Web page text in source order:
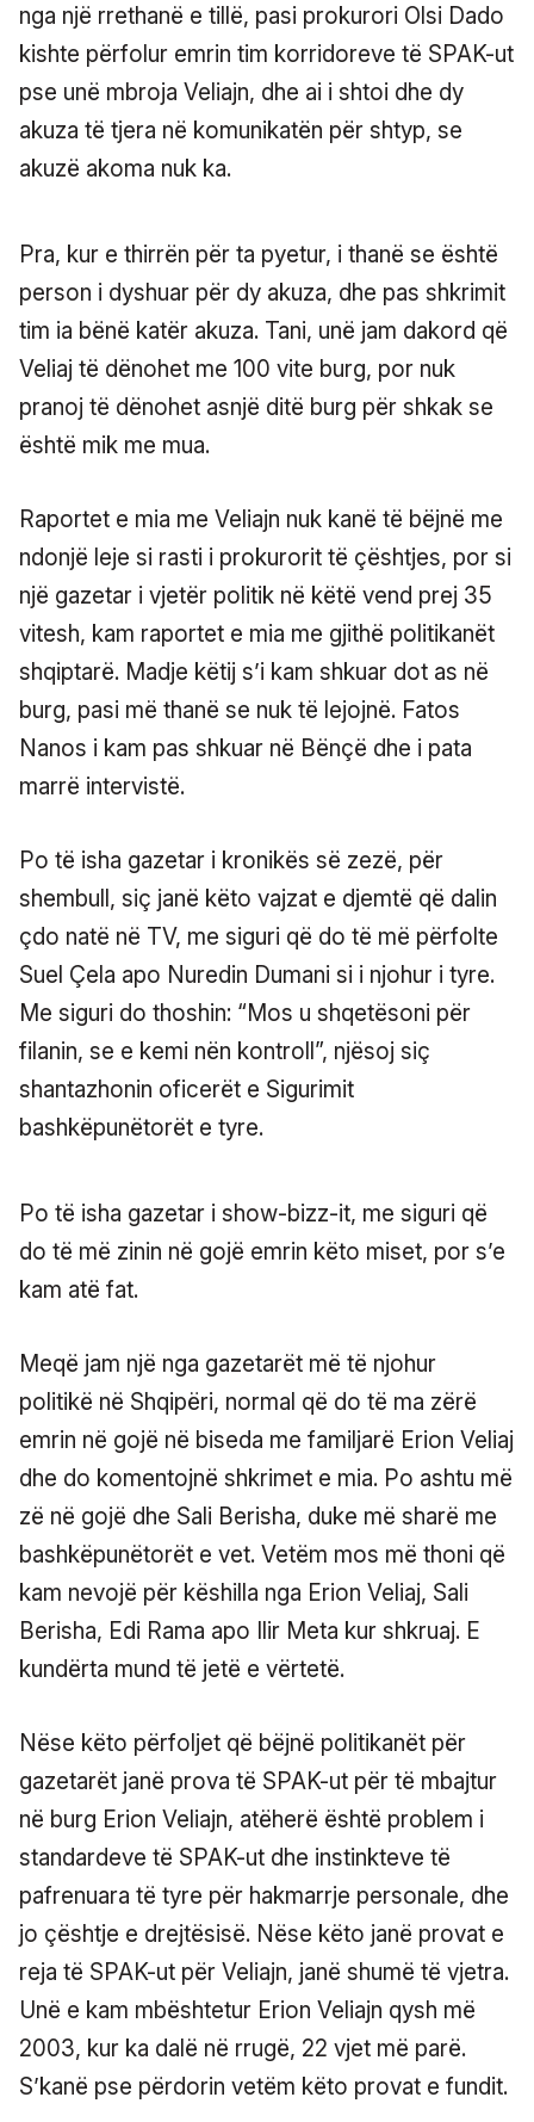
nga një rrethanë e tillë, pasi prokurori Olsi Dado
kishte përfolur emrin tim korridoreve të SPAK-ut
pse unë mbroja Veliajn, dhe ai i shtoi dhe dy
akuza të tjera në komunikatën për shtyp, se
akuzë akoma nuk ka.
Pra, kur e thirrën për ta pyetur, i thanë se është
person i dyshuar për dy akuza, dhe pas shkrimit
tim ia bënë katër akuza. Tani, unë jam dakord që
Veliaj të dënohet me 100 vite burg, por nuk
pranoj të dënohet asnjë ditë burg për shkak se
është mik me mua.
Raportet e mia me Veliajn nuk kanë të bëjnë me
ndonjë leje si rasti i prokurorit të çështjes, por si
një gazetar i vjetër politik në këtë vend prej 35
vitesh, kam raportet e mia me gjithë politikanët
shqiptarë. Madje këtij s’i kam shkuar dot as në
burg, pasi më thanë se nuk të lejojnë. Fatos
Nanos i kam pas shkuar në Bënçë dhe i pata
marrë intervistë.
Po të isha gazetar i kronikës së zezë, për
shembull, siç janë këto vajzat e djemtë që dalin
çdo natë në TV, me siguri që do të më përfolte
Suel Çela apo Nuredin Dumani si i njohur i tyre.
Me siguri do thoshin: “Mos u shqetësoni për
filanin, se e kemi nën kontroll”, njësoj siç
shantazhonin oficerët e Sigurimit
bashkëpunëtorët e tyre.
Po të isha gazetar i show-bizz-it, me siguri që
do të më zinin në gojë emrin këto miset, por s’e
kam atë fat.
Meqë jam një nga gazetarët më të njohur
politikë në Shqipëri, normal që do të ma zërë
emrin në gojë në biseda me familjarë Erion Veliaj
dhe do komentojnë shkrimet e mia. Po ashtu më
zë në gojë dhe Sali Berisha, duke më sharë me
bashkëpunëtorët e vet. Vetëm mos më thoni që
kam nevojë për këshilla nga Erion Veliaj, Sali
Berisha, Edi Rama apo Ilir Meta kur shkruaj. E
kundërta mund të jetë e vërtetë.
Nëse këto përfoljet që bëjnë politikanët për
gazetarët janë prova të SPAK-ut për të mbajtur
në burg Erion Veliajn, atëherë është problem i
standardeve të SPAK-ut dhe instinkteve të
pafrenuara të tyre për hakmarrje personale, dhe
jo çështje e drejtësisë. Nëse këto janë provat e
reja të SPAK-ut për Veliajn, janë shumë të vjetra.
Unë e kam mbështetur Erion Veliajn qysh më
2003, kur ka dalë në rrugë, 22 vjet më parë.
S’kanë pse përdorin vetëm këto provat e fundit.